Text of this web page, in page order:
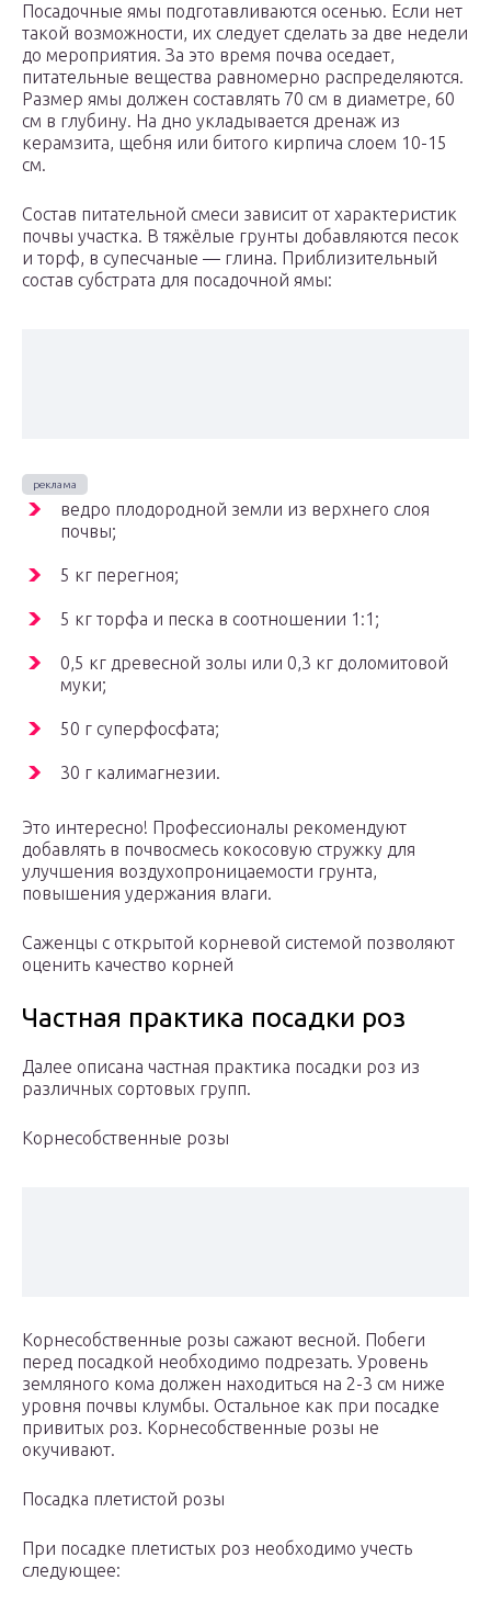
Посадочные ямы подготавливаются осенью. Если нет
такой возможности, их следует сделать за две недели
до мероприятия. За это время почва оседает,
питательные вещества равномерно распределяются.
Размер ямы должен составлять 70 см в диаметре, 60
см в глубину. На дно укладывается дренаж из
керамзита, щебня или битого кирпича слоем 10-15
см.
Состав питательной смеси зависит от характеристик
почвы участка. В тяжёлые грунты добавляются песок
и торф, в супесчаные — глина. Приблизительный
состав субстрата для посадочной ямы:
ведро плодородной земли из верхнего слоя
почвы;
5 кг перегноя;
5 кг торфа и песка в соотношении 1:1;
0,5 кг древесной золы или 0,3 кг доломитовой
муки;
50 г суперфосфата;
30 г калимагнезии.
Это интересно! Профессионалы рекомендуют
добавлять в почвосмесь кокосовую стружку для
улучшения воздухопроницаемости грунта,
повышения удержания влаги.
Саженцы с открытой корневой системой позволяют
оценить качество корней
Частная практика посадки роз
Далее описана частная практика посадки роз из
различных сортовых групп.
Корнесобственные розы
Корнесобственные розы сажают весной. Побеги
перед посадкой необходимо подрезать. Уровень
земляного кома должен находиться на 2-3 см ниже
уровня почвы клумбы. Остальное как при посадке
привитых роз. Корнесобственные розы не
окучивают.
Посадка плетистой розы
При посадке плетистых роз необходимо учесть
следующее: